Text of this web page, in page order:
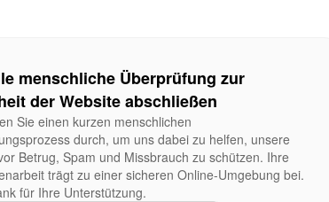
menschliche Überprüfung zur
der Website abschließen
Sie einen kurzen menschlichen
durch, um uns dabei zu helfen, unsere
Betrug, Spam und Missbrauch zu schützen. Ihre
trägt zu einer sicheren Online-Umgebung bei.
für Ihre Unterstützung.